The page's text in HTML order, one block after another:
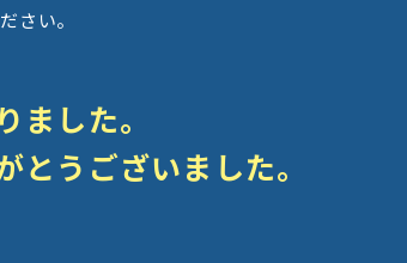
さい。
ました。
とうございました。